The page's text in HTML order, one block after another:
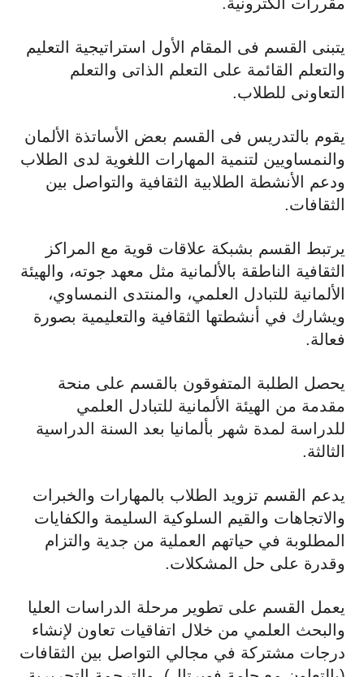
يتبنى القسم فى المقام الأول استراتيجية التعليم
والتعلم القائمة على التعلم الذاتى والتعلم
التعاونى للطلاب.
يقوم بالتدريس فى القسم بعض الأساتذة الألمان
والنمساويين لتنمية المهارات اللغوية لدى الطلاب
ودعم الأنشطة الطلابية الثقافية والتواصل بين
الثقافات.
يرتبط القسم بشبكة علاقات قوية مع المراكز
الثقافية الناطقة بالألمانية مثل معهد جوته، والهيئة
الألمانية للتبادل العلمي، والمنتدى النمساوي،
ويشارك في أنشطتها الثقافية والتعليمية بصورة
فعالة.
يحصل الطلبة المتفوقون بالقسم على منحة
مقدمة من الهيئة الألمانية للتبادل العلمي
للدراسة لمدة شهر بألمانيا بعد السنة الدراسية
الثالثة.
يدعم القسم تزويد الطلاب بالمهارات والخبرات
والاتجاهات والقيم السلوكية السليمة والكفايات
المطلوبة في حياتهم العملية من جدية والتزام
وقدرة على حل المشكلات.
يعمل القسم على تطوير مرحلة الدراسات العليا
والبحث العلمي من خلال اتفاقيات تعاون لإنشاء
درجات مشتركة في مجالي التواصل بين الثقافات